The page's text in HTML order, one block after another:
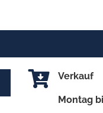
Verkauf
Montag